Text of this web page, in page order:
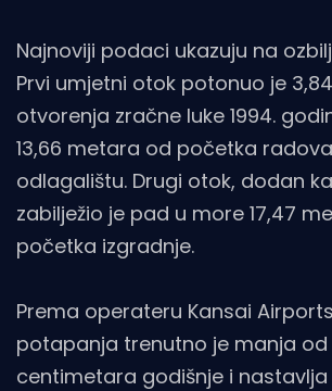
Najnoviji podaci ukazuju na
Prvi umjetni otok potonuo je
otvorenja zračne luke 1994.
13,66 metara od početka
odlagalištu. Drugi otok, dodan
zabilježio je pad u more 17,47
početka izgradnje.​
Prema operateru Kansai
potapanja trenutno je manja od
centimetara godišnje i